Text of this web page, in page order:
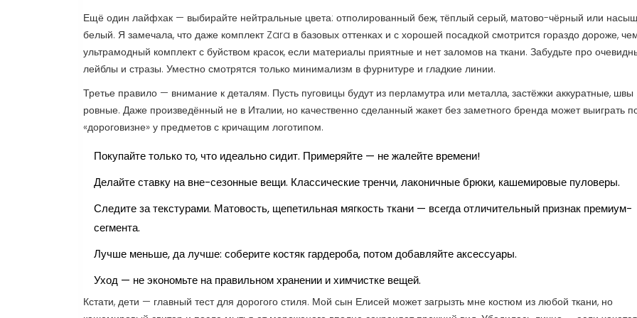
Ещё один лайфхак — выбирайте нейтральные цвета: отполированный беж, тёплый серый, матово-чёрный или
белый. Я замечала, что даже комплект Zara в базовых оттенках и с хорошей посадкой смотрится гораздо дороже,
ультрамодный комплект с буйством красок, если материалы приятные и нет заломов на ткани. Забудьте про
лейблы и стразы. Уместно смотрятся только минимализм в фурнитуре и гладкие линии.
Третье правило — внимание к деталям. Пусть пуговицы будут из перламутра или металла, застёжки аккуратные, швы
ровные. Даже произведённый не в Италии, но качественно сделанный жакет без заметного бренда может выиграть
«дороговизне» у предметов с кричащим логотипом.
Покупайте только то, что идеально сидит. Примеряйте — не жалейте времени!
Делайте ставку на вне-сезонные вещи. Классические тренчи, лаконичные брюки, кашемировые пуловеры.
Следите за текстурами. Матовость, щепетильная мягкость ткани — всегда отличительный признак премиум-
сегмента.
Лучше меньше, да лучше: соберите костяк гардероба, потом добавляйте аксессуары.
Уход — не экономьте на правильном хранении и химчистке вещей.
Кстати, дети — главный тест для дорогого стиля. Мой сын Елисей может загрызть мне костюм из любой ткани, но